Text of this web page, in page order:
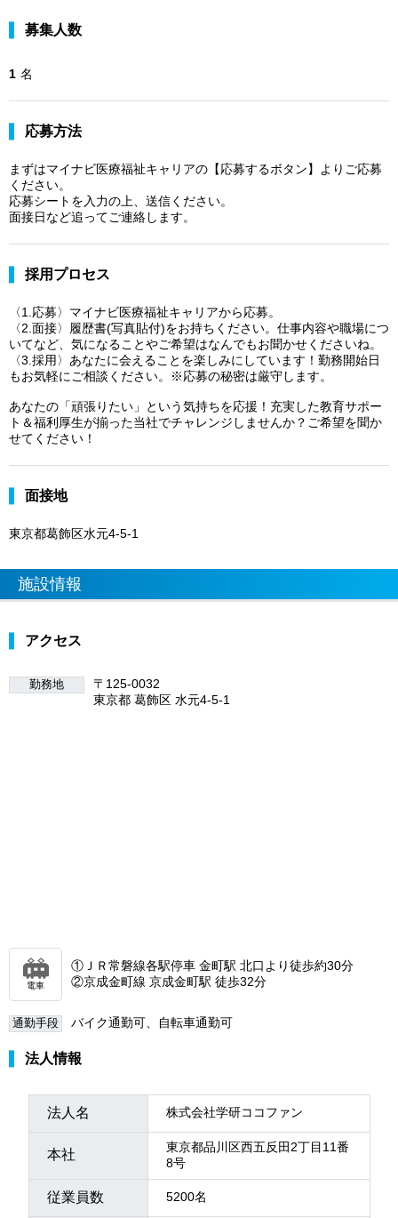
募集人数
1 名
応募方法
まずはマイナビ医療福祉キャリアの【応募するボタン】よりご応募
ください。
応募シートを入力の上、送信ください。
面接日など追ってご連絡します。
採用プロセス
〈1.応募〉マイナビ医療福祉キャリアから応募。
〈2.面接〉履歴書(写真貼付)をお持ちください。仕事内容や職場につ
いてなど、気になることやご希望はなんでもお聞かせくださいね。
〈3.採用〉あなたに会えることを楽しみにしています！勤務開始日
もお気軽にご相談ください。※応募の秘密は厳守します。
あなたの「頑張りたい」という気持ちを応援！充実した教育サポー
ト＆福利厚生が揃った当社でチャレンジしませんか？ご希望を聞か
せてください！
面接地
東京都葛飾区水元4-5-1
施設情報
アクセス
勤務地
〒125-0032
東京都 葛飾区 水元4-5-1
電車
①ＪＲ常磐線各駅停車 金町駅 北口より徒歩約30分
②京成金町線 京成金町駅 徒歩32分
通勤手段 バイク通勤可、自転車通勤可
法人情報
法人名 株式会社学研ココファン
本社
東京都品川区西五反田2丁目11番
8号
従業員数 5200名